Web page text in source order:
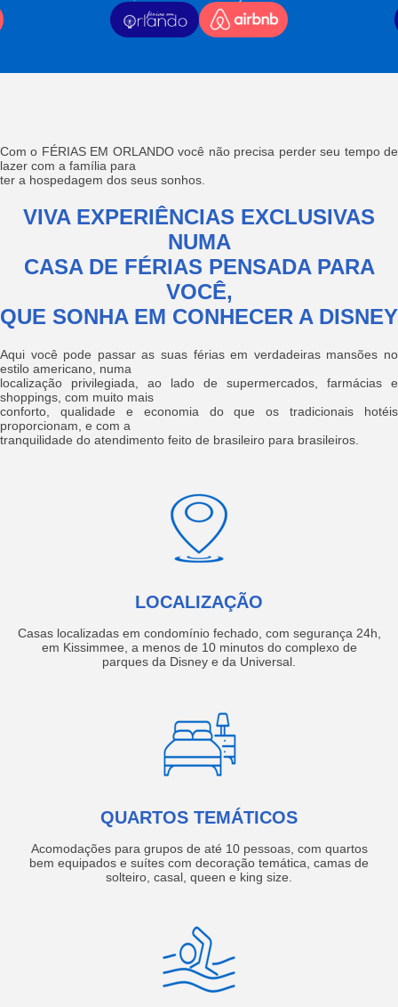
Com o FÉRIAS EM ORLANDO você não precisa perder seu tempo de
lazer com a família para
ter a hospedagem dos seus sonhos.
VIVA EXPERIÊNCIAS EXCLUSIVAS
NUMA
CASA DE FÉRIAS PENSADA PARA
VOCÊ,
QUE SONHA EM CONHECER A DISNEY
Aqui você pode passar as suas férias em verdadeiras mansões no
estilo americano, numa
localização privilegiada, ao lado de supermercados, farmácias e
shoppings, com muito mais
conforto, qualidade e economia do que os tradicionais hotéis
proporcionam, e com a
tranquilidade do atendimento feito de brasileiro para brasileiros.
LOCALIZAÇÃO
Casas localizadas em condomínio fechado, com segurança 24h,
em Kissimmee, a menos de 10 minutos do complexo de
parques da Disney e da Universal.
QUARTOS TEMÁTICOS
Acomodações para grupos de até 10 pessoas, com quartos
bem equipados e suítes com decoração temática, camas de
solteiro, casal, queen e king size.